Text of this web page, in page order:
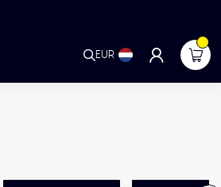
EUR